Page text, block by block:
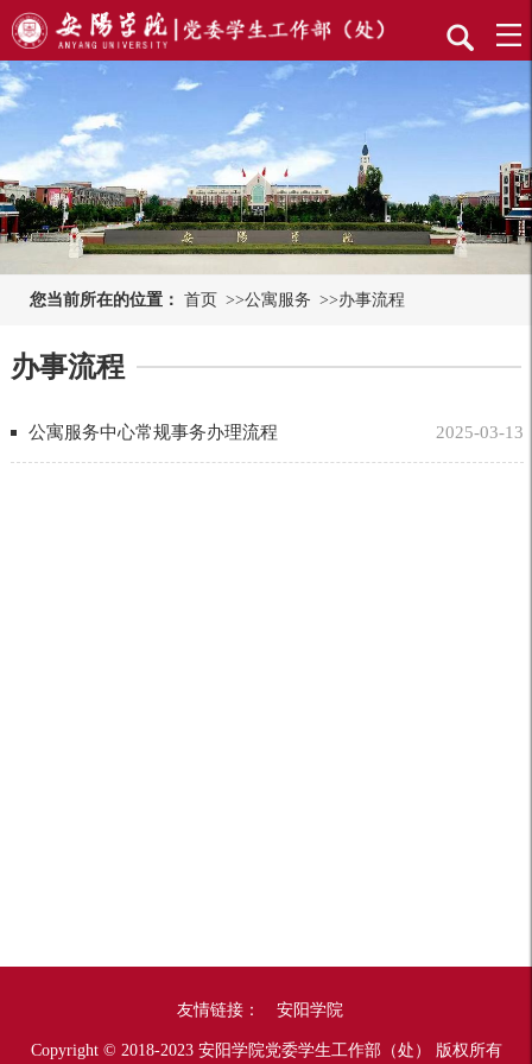
您当前所在的位置： 首页 >>公寓服务 >>办事流程
办事流程
2025-03-13
公寓服务中心常规事务办理流程
友情链接： 安阳学院
Copyright © 2018-2023 安阳学院党委学生工作部（处） 版权所有